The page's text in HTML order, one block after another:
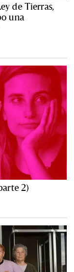
de Tierras,
una
2)